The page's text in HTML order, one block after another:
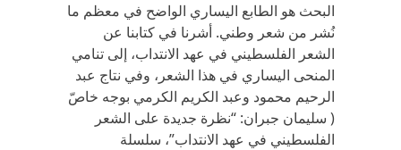
البحث هو الطابع اليساري الواضح في معظم ما
نُشر من شعر وطني. أشرنا في كتابنا عن
الشعر الفلسطيني في عهد الانتداب، إلى تنامي
المنحى اليساري في هذا الشعر، وفي نتاج عبد
الرحيم محمود وعبد الكريم الكرمي بوجه خاصّ
( سليمان جبران: “نظرة جديدة على الشعر
الفلسطيني في عهد الانتداب”، سلسلة